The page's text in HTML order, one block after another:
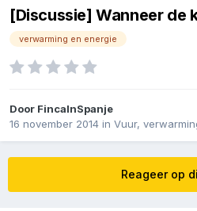
[Discussie] Wanneer de
verwarming en energie
Door FincaInSpanje
16 november 2014 in Vuur,
Reageer op